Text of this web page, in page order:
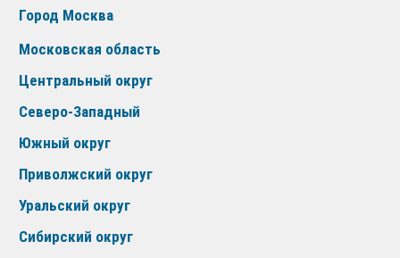
Город Москва
Московская область
Центральный округ
Северо-Западный
Южный округ
Приволжский округ
Уральский округ
Сибирский округ